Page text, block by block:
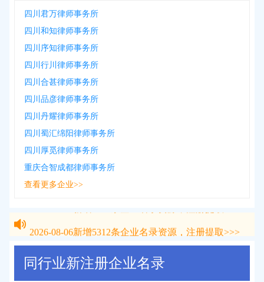
四川君万律师事务所
四川和知律师事务所
四川序知律师事务所
四川行川律师事务所
四川合甚律师事务所
四川品彦律师事务所
四川丹耀律师事务所
四川蜀汇绵阳律师事务所
四川厚觅律师事务所
重庆合智成都律师事务所
查看更多企业>>
同行业新注册企业名录